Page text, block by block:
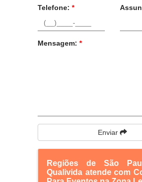
Telefone: *
Mensagem: *
Enviar
Regiões de São
Qualivida atende com